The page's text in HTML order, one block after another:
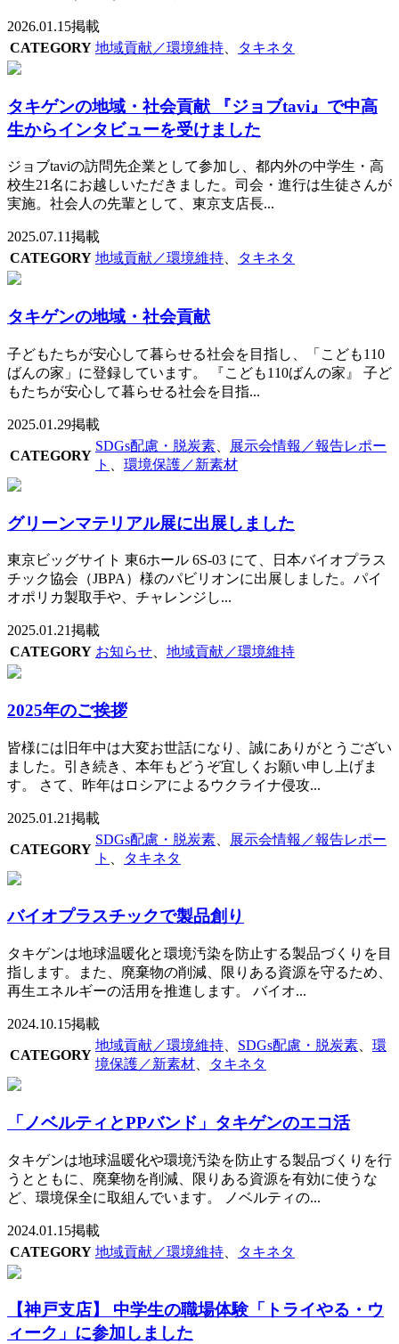
2026.01.15掲載
CATEGORY 地域貢献／環境維持 タキネタ
タキゲンの地域・社会貢献 『ジョブtavi』で中高
生からインタビューを受けました
ジョブtaviの訪問先企業として参加し、都内外の中学生・高
校生21名にお越しいただきました。司会・進行は生徒さんが
実施。社会人の先輩として、東京支店長...
2025.07.11掲載
CATEGORY 地域貢献／環境維持、 タキネタ
タキゲンの地域・社会貢献
子どもたちが安心して暮らせる社会を目指し、「こども110
ばんの家」に登録しています。 『こども110ばんの家』 子ど
もたちが安心して暮らせる社会を目指...
2025.01.29掲載
CATEGORY
SDGs配慮・脱炭素
展示会情報／報告レポー
ト
環境保護／新素材
グリーンマテリアル展に出展しました
東京ビッグサイト 東6ホール 6S-03 にて、日本バイオプラス
チック協会（JBPA）様のパビリオンに出展しました。パイ
オポリカ製取手や、チャレンジし...
2025.01.21掲載
CATEGORY お知らせ 地域貢献／環境維持
2025年のご挨拶
皆様には旧年中は大変お世話になり、誠にありがとうござい
ました。引き続き、本年もどうぞ宜しくお願い申し上げま
す。 さて、昨年はロシアによるウクライナ侵攻...
2025.01.21掲載
CATEGORY
SDGs配慮・脱炭素
展示会情報／報告レポー
ト
タキネタ
バイオプラスチックで製品創り
タキゲンは地球温暖化と環境汚染を防止する製品づくりを目
指します。また、廃棄物の削減、限りある資源を守るため、
再生エネルギーの活用を推進します。 バイオ...
2024.10.15掲載
CATEGORY
地域貢献／環境維持 SDGs配慮・脱炭素
環
境保護／新素材
タキネタ
「ノベルティとPPバンド」タキゲンのエコ活
タキゲンは地球温暖化や環境汚染を防止する製品づくりを行
うとともに、廃棄物を削減、限りある資源を有効に使うな
ど、環境保全に取組んでいます。 ノベルティの...
2024.01.15掲載
CATEGORY 地域貢献／環境維持 タキネタ
【神戸支店】 中学生の職場体験「トライやる・ウ
ィーク」に参加しました